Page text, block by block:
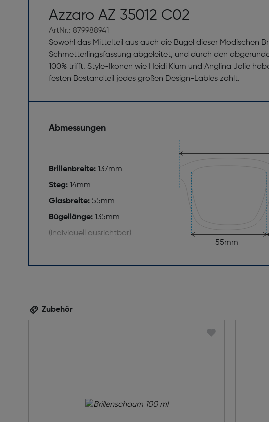
Azzaro AZ 35012 C02
ArtNr.: 879988941
Sowohl das Mittelteil aus auch die Bügel dieser Modischen
Schmetterlingsfassung abgeleitet, und durch den
100% trifft. Style-Ikonen wie Heidi Klum und Anglina Jolie
festen Bestandteil jedes großen Design-Lables zählt.
Abmessungen
Brillenbreite: 137mm
Steg: 14mm
Glasbreite: 55mm
Bügellänge: 135mm
(individuell ausrichtbar)
55mm
Zubehör